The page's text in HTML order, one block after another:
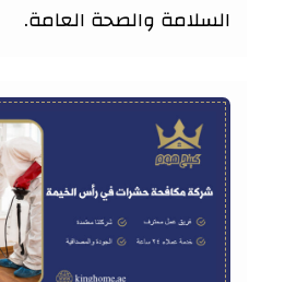
السلامة والصحة العامة.